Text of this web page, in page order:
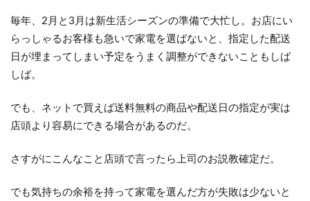
毎年、2月と3月は新生活シーズンの準備で大忙し。お店にい
らっしゃるお客様も急いで家電を選ばないと、指定した配送
日が埋まってしまい予定をうまく調整ができないこともしば
しば。
でも、ネットで買えば送料無料の商品や配送日の指定が実は
店頭より容易にできる場合があるのだ。
さすがにこんなこと店頭で言ったら上司のお説教確定だ。
でも気持ちの余裕を持って家電を選んだ方が失敗は少ないと